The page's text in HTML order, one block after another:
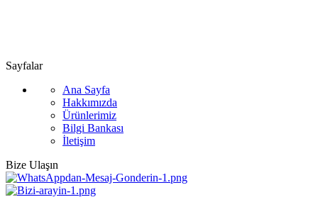
Sayfalar
Ana Sayfa
Hakkımızda
Ürünlerimiz
Bilgi Bankası
İletişim
Bize Ulaşın